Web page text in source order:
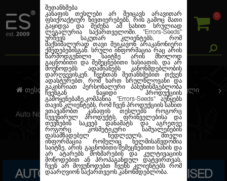
0
შეთანხმება
კანაფის თესლები არ შეიცავს არავითარ
ფსიქოაქტიურ ნივთიერებებს, რის გამოც მათი
გაყიდვა და შეძენა ამ სახით სრულიად
ლეგალურია საქართველოში. "Errors-Seeds"
ურჩევს საკუთარ კლიენტებს, რომ
მაქსიმალურად თავი შეიკავონ არაკანონიერი
ქმედებებისგან. სრული ინფორმაცია რაც არის
წარმოდგენილი საიტზე არის მხოლოდ
გაცნობითი და შემეცნებითი ხასიათის, და არ
მოუწოდებს ადამიანებს კანონმდებლობის
დარღვევისკენ. ჩვენთან შეთანხმებით თქვენ
ადასტურებთ, რომ ხართ სრულწლოვანი და
გაკისრიათ პერსონალური პასუხისმგებლობა
ჩვენგან ნაყიდი პროდუქციის
გამოყენებაზე.კომპანია
"Errors-Seeds" აუწყებს
თავის კლიენტებს, რომ ჩვენ პროდუქციის სახით
ვთავაზობთ კანაფის თესლებს როგორც
სუვენირულ პროდუქტს, ფრინველებისა და
თევზების საკვებ დანამატს და აგრეთვე
როგორც კოსმეტიკური საშუალებების
დასამზადებელ ნედლეულს. მთელი
ინფორმაცია რომელიც ხელმისაწვდომია
საიტზე, არის გაცნობითი/შემეცნებითი სახის და
არ ატარებს მოხმარების და კულტივაციის
მოწოდებით ან პროპაგანდულ დატვირთვას.
ჩვენ არ მოვუწოდებთ ჩვენს კლიენტებს რომ
დაარღვიონ საქართვეოს კანონმდებლობა.
თესლების კანაფი ავტო. ფემინიზირებული
Auto Northern Blue Feminised Gold
AUTO NORTHERN BLUE FEMINISED